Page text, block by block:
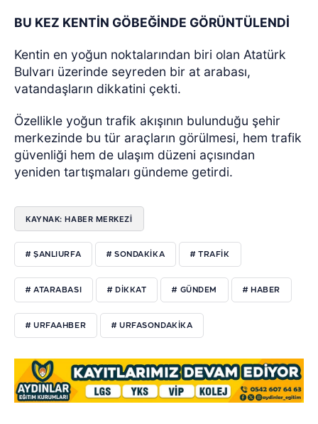
BU KEZ KENTİN GÖBEĞİNDE GÖRÜNTÜLENDİ
Kentin en yoğun noktalarından biri olan Atatürk
Bulvarı üzerinde seyreden bir at arabası,
vatandaşların dikkatini çekti.
Özellikle yoğun trafik akışının bulunduğu şehir
merkezinde bu tür araçların görülmesi, hem trafik
güvenliği hem de ulaşım düzeni açısından
yeniden tartışmaları gündeme getirdi.
KAYNAK: HABER MERKEZİ
# ŞANLIURFA # SONDAKIKA # TRAFIK
# ATARABASI # DIKKAT # GÜNDEM # HABER
# URFAAHBER # URFASONDAKIKA